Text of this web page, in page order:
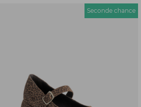
Seconde chance